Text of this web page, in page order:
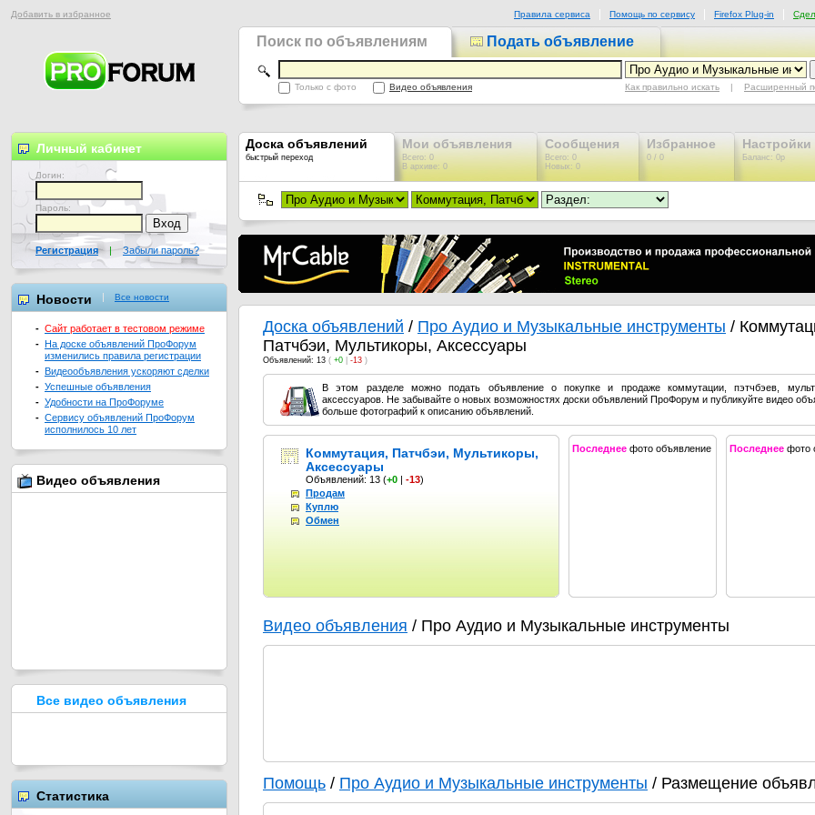
Добавить в избранное Правила сервиса Помощь по сервису Firefox Plug-in
Поиск по объявлениям Подать объявление
Только с фото Видео объявления Как правильно искать | Расширенный
Доска объявлений
быстрый переход
Мои объявления
Всего: 0
В архиве: 0
Сообщения
Всего: 0
Новых: 0
Избранное
0 / 0
Настройки
Баланс: 0р
Доска объявлений / Про Аудио и Музыкальные инструменты /
Патчбэи, Мультикоры, Аксессуары
Объявлений: 13 ( +0 -13 )
В этом разделе можно подать объявление о покупке и продаже коммутации, пэтчбэев,
аксессуаров. Не забывайте о новых возможностях доски объявлений ПроФорум и публикуйте видео
больше фотографий к описанию объявлений.
Коммутация, Патчбэи, Мультикоры,
Аксессуары
Объявлений: 13 (+0 | -13)
Продам
Куплю
Обмен
Последнее фото объявление Последнее фото
Видео объявления / Про Аудио и Музыкальные инструменты
Помощь / Про Аудио и Музыкальные инструменты / Размещение
Личный кабинет
Логин:
Пароль:
Регистрация | Забыли пароль?
Новости Все новости
- Сайт работает в тестовом режиме
- На доске объявлений ПроФорум
изменились правила регистрации
- Видеообъявления ускоряют сделки
- Успешные объявления
- Удобности на ПроФоруме
- Сервису объявлений ПроФорум
исполнилось 10 лет
Видео объявления
Все видео объявления
Статистика